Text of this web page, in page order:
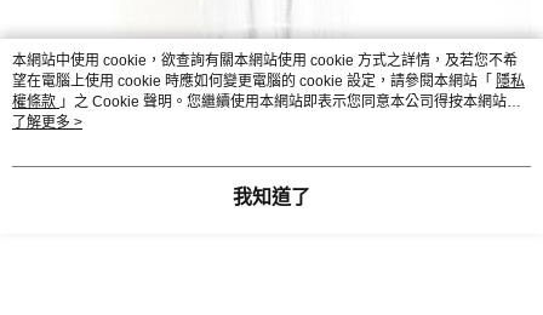
本網站中使用 cookie，欲查詢有關本網站使用 cookie 方式之詳情，及若您不希
望在電腦上使用 cookie 時應如何變更電腦的 cookie 設定，請參閱本網站「 隱私
權條款 」之 Cookie 聲明。您繼續使用本網站即表示您同意本公司得按本網站使
用條款之 Cookie 聲明使用 cookie。
了解更多 >
我知道了